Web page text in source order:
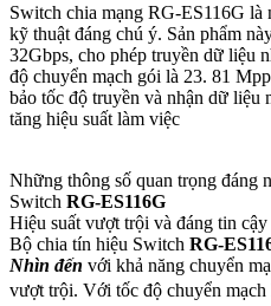
Switch chia mạng RG-ES116G là
kỹ thuật đáng chú ý. Sản phẩm
32Gbps, cho phép truyền dữ liệu
độ chuyển mạch gói là 23. 81
bảo tốc độ truyền và nhận dữ liệu
tăng hiệu suất làm việc
Những thông số quan trọng đáng
Switch RG-ES116G
Hiệu suất vượt trội và đáng tin cậy
Bộ chia tín hiệu Switch RG-
Nhìn đến với khả năng chuyển
vượt trội. Với tốc độ chuyển